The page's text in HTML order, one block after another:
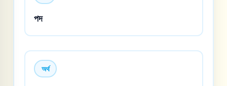
পদ
অর্থ